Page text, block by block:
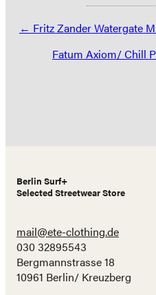
Posts
navigation
← Fritz Zander Watergate
Fatum Axiom/ Chill
Berlin Surf+
Selected Streetwear Store
mail@ete-clothing.de
030 32895543
Bergmannstrasse 18
10961 Berlin/ Kreuzberg